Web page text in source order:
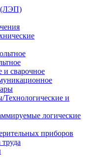
(ЛЭП)
и сварочное
и
логические
приборов